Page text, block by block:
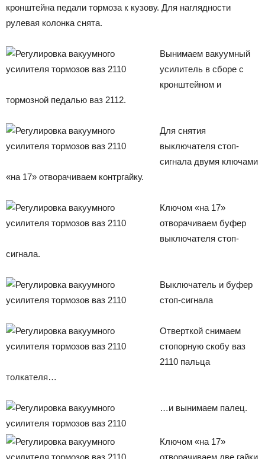
кронштейна педали тормоза к кузову. Для наглядности
рулевая колонка снята.
Вынимаем вакуумный
усилитель в сборе с
кронштейном и
тормозной педалью ваз 2112.
Для снятия
выключателя стоп-
сигнала двумя ключами
«на 17» отворачиваем контргайку.
Ключом «на 17»
отворачиваем буфер
выключателя стоп-
сигнала.
Выключатель и буфер
стоп-сигнала
Отверткой снимаем
стопорную скобу ваз
2110 пальца
толкателя…
…и вынимаем палец.
Ключом «на 17»
отворачиваем две гайки